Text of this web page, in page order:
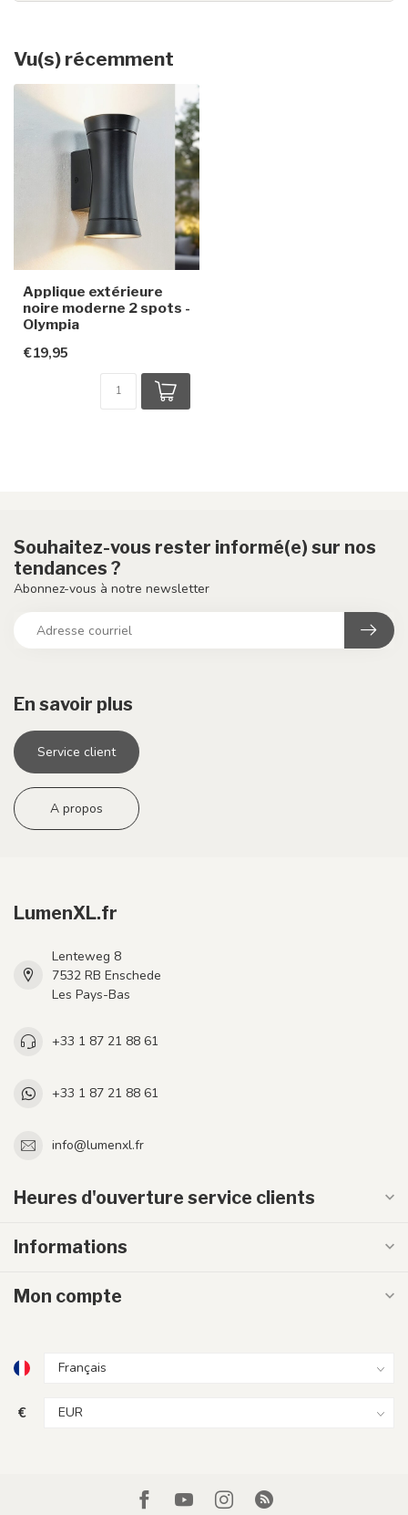
Vu(s) récemment
Applique extérieure
noire moderne 2 spots -
Olympia
€19,95
En savoir plus
Service client
A propos
Souhaitez-vous rester informé(e) sur nos
tendances ?
Abonnez-vous à notre newsletter
LumenXL.fr
Lenteweg 8
7532 RB Enschede
Les Pays-Bas
+33 1 87 21 88 61
+33 1 87 21 88 61
info@lumenxl.fr
Heures d'ouverture service clients
Informations
Mon compte
€